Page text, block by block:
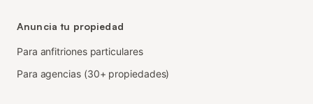
Anuncia tu propiedad
Para anfitriones particulares
Para agencias (30+ propiedades)